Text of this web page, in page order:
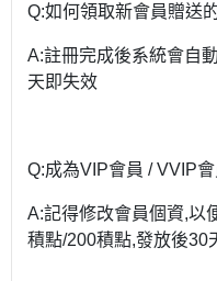
Q:如何領取新會員贈送
A:註冊完成後系統會自
天即失效
Q:成為VIP會員 / VVIP
A:記得修改會員個資,以
積點/200積點,發放後30